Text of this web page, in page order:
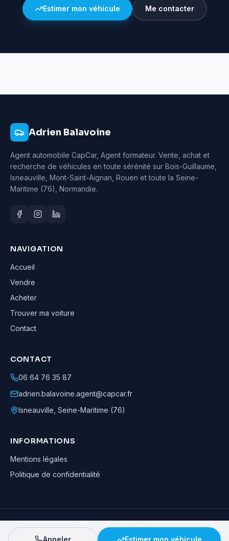
Estimer mon véhicule Me contacter
Adrien Balavoine
Agent automobile CapCar, Agent formateur. Vente, achat et
recherche de véhicules en toute sérénité sur Bois-Guillaume,
Isneauville, Mont-Saint-Aignan, Rouen et toute la Seine-
Maritime (76), Normandie.
NAVIGATION
Accueil
Vendre
Acheter
Trouver ma voiture
Contact
CONTACT
06 64 76 35 87
adrien.balavoine.agent@capcar.fr
Isneauville Seine-Maritime (76)
INFORMATIONS
Mentions légales
Politique de confidentialité
Adrien Balavoine—Agent automobile CapCar, Agent formateur· ©
· Tous droits réservés
Appeler Estimer mon véhicule